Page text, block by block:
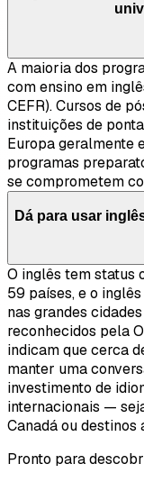
A maioria dos
com ensino em
CEFR). Cursos de
instituições de
Europa geralmente
programas
se comprometem
Dá para usar
O inglês tem status
59 países, e o
nas grandes
reconhecidos pela
indicam que cerca
manter uma
investimento de
internacionais —
Canadá ou destinos
Pronto para